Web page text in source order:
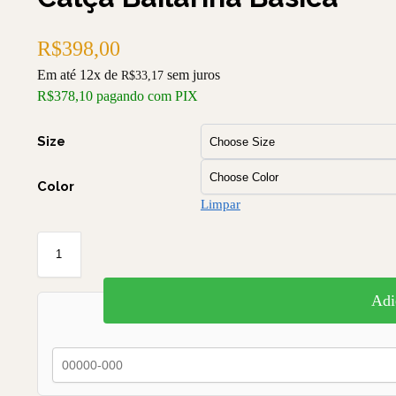
R$398,00
Em até 12x de R$33,17sem juros
R$378,10 pagando com PIX
Size
Color
Limpar